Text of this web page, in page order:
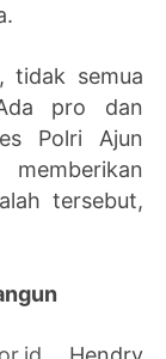
tidak semua
pro dan
Polri Ajun
tersebut,